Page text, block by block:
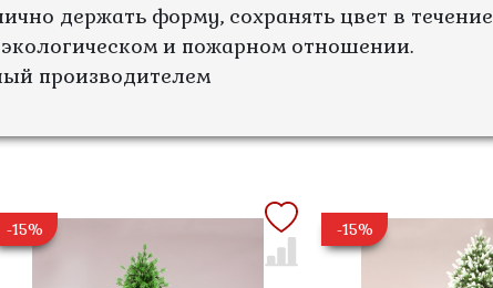
держать форму, сохранять цвет в течение
и пожарном отношении.
производителем
-15% -15%